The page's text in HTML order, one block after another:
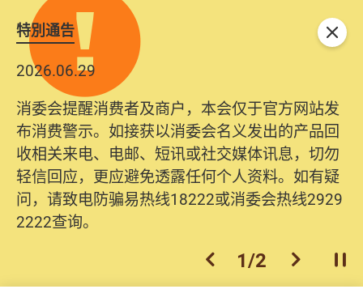
特別通告
2026.06.29
消委会提醒消费者及商户，本会仅于官方网站发
布消费警示。如接获以消委会名义发出的产品回
收相关来电、电邮、短讯或社交媒体讯息，切勿
轻信回应，更应避免透露任何个人资料。如有疑
问，请致电防骗易热线18222或消委会热线2929
2222查询。
上一个
1/2 下一个开
关闭